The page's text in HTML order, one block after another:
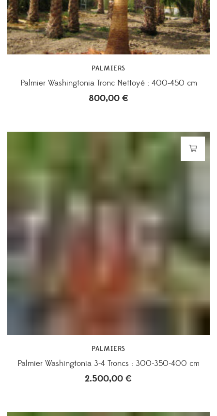
PALMIERS
Palmier Washingtonia Tronc Nettoyé : 400-450 cm
800,00 €
PALMIERS
Palmier Washingtonia 3-4 Troncs : 300-350-400 cm
2.500,00 €